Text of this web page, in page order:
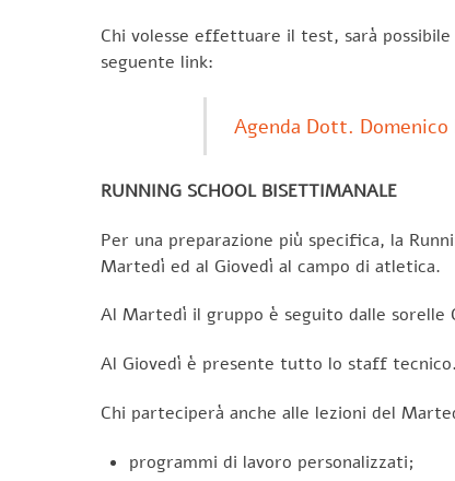
Chi volesse effettuare il test, sarà
seguente link:
Agenda Dott. Domenico
RUNNING SCHOOL BISETTIMANALE
Per una preparazione più specifica, la
Martedì ed al Giovedì al campo di atletica.
Al Martedì il gruppo è seguito dalle sorelle
Al Giovedì è presente tutto lo staff tecnico.
Chi parteciperà anche alle lezioni del
programmi di lavoro personalizzati;